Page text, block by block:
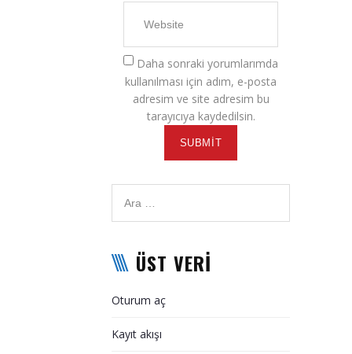
Daha sonraki yorumlarımda
kullanılması için adım, e-posta
adresim ve site adresim bu
tarayıcıya kaydedilsin.
ÜST VERI
Oturum aç
Kayıt akışı